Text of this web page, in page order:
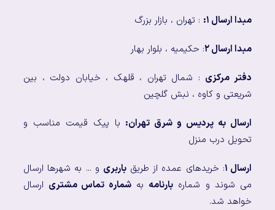
مبدا ارسال ۱: : تهران ، بازار بزرگ
مبدا ارسال ۲ : حکیمیه ، بلوار بهار
دفتر مرکزی : شمال تهران ، قلهک ، خیابان دولت ، بین
شریعتی و کاوه ، نبش گلچین
ارسال به پردیس و شرق تهران: با پیک قیمت مناسب و
تحویل درب منزل
ارسال ۱ : خریدهای عمده از طریقباربری و ... به شهرها ارسال
می شوند و شماره بارنامه بهشماره تماس مشتری ارسال
خواهد شد.